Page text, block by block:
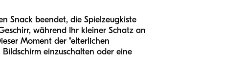
Snack beendet, die Spielzeugkiste
während Ihr kleiner Schatz an
Moment der "elterlichen
einzuschalten oder eine